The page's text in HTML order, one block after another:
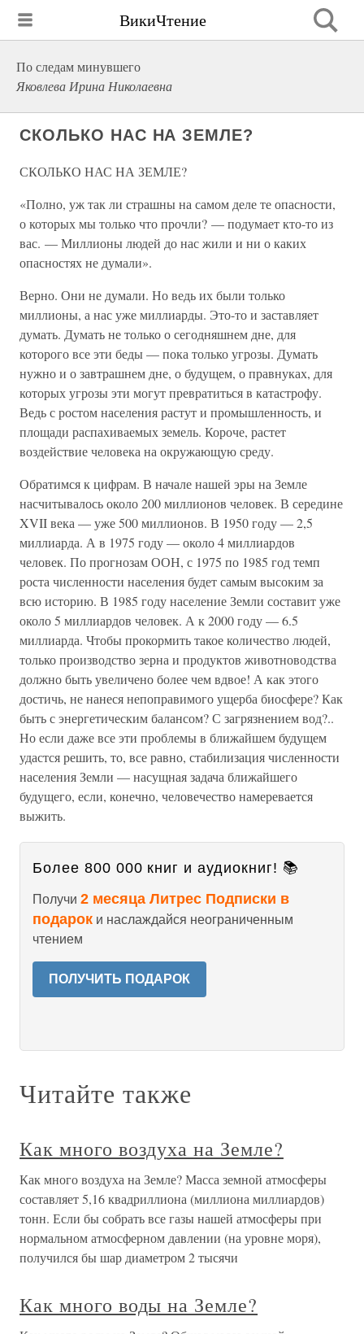
ВикиЧтение
По следам минувшего
Яковлева Ирина Николаевна
СКОЛЬКО НАС НА ЗЕМЛЕ?
СКОЛЬКО НАС НА ЗЕМЛЕ?
«Полно, уж так ли страшны на самом деле те опасности,
о которых мы только что прочли? — подумает кто-то из
вас. — Миллионы людей до нас жили и ни о каких
опасностях не думали».
Верно. Они не думали. Но ведь их были только
миллионы, а нас уже миллиарды. Это-то и заставляет
думать. Думать не только о сегодняшнем дне, для
которого все эти беды — пока только угрозы. Думать
нужно и о завтрашнем дне, о будущем, о правнуках, для
которых угрозы эти могут превратиться в катастрофу.
Ведь с ростом населения растут и промышленность, и
площади распахиваемых земель. Короче, растет
воздействие человека на окружающую среду.
Обратимся к цифрам. В начале нашей эры на Земле
насчитывалось около 200 миллионов человек. В середине
XVII века — уже 500 миллионов. В 1950 году — 2,5
миллиарда. А в 1975 году — около 4 миллиардов
человек. По прогнозам ООН, с 1975 по 1985 год темп
роста численности населения будет самым высоким за
всю историю. В 1985 году население Земли составит уже
около 5 миллиардов человек. А к 2000 году — 6.5
миллиарда. Чтобы прокормить такое количество людей,
только производство зерна и продуктов животноводства
должно быть увеличено более чем вдвое! А как этого
достичь, не нанеся непоправимого ущерба биосфере? Как
быть с энергетическим балансом? С загрязнением вод?..
Но если даже все эти проблемы в ближайшем будущем
удастся решить, то, все равно, стабилизация численности
населения Земли — насущная задача ближайшего
будущего, если, конечно, человечество намеревается
выжить.
Более 800 000 книг и аудиокниг! 📚
Получи 2 месяца Литрес Подписки в
подарок и наслаждайся неограниченным
чтением
ПОЛУЧИТЬ ПОДАРОК
Читайте также
Как много воздуха на Земле?
Как много воздуха на Земле? Масса земной атмосферы
составляет 5,16 квадриллиона (миллиона миллиардов)
тонн. Если бы собрать все газы нашей атмосферы при
нормальном атмосферном давлении (на уровне моря),
получился бы шар диаметром 2 тысячи
Как много воды на Земле?